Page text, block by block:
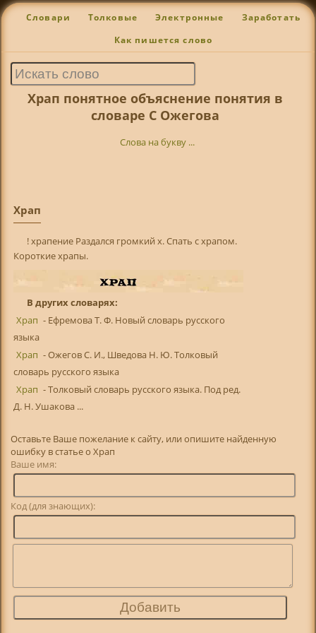
Словари Толковые Электронные Заработать
Как пишется слово
Храп понятное объяснение понятия в
словаре С Ожегова
Слова на букву ...
Храп
! храпение Раздался громкий х. Спать с храпом.
Короткие храпы.
В других словарях:
Храп - Ефремова Т. Ф. Новый словарь русского
языка
Храп - Ожегов С. И., Шведова Н. Ю. Толковый
словарь русского языка
Храп - Толковый словарь русского языка. Под ред.
Д. Н. Ушакова ...
Оставьте Ваше пожелание к сайту, или опишите найденную
ошибку в статье о Храп
Ваше имя:
Код (для знающих):